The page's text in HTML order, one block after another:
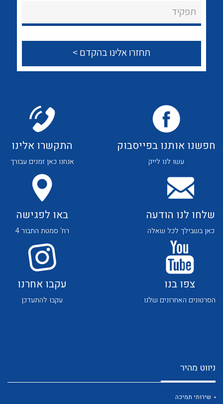
צור קשר
לכל מוצרי היצרן לכל מוצרי היצרן
תפקיד
חפשנו אותנו בפייסבוק
עשו לנו לייק
התקשרו אלינו
אנחנו כאן זמנים עבורך
שלחו לנו הודעה
כאן בשבילך לכל שאלה
באו לפגישה
רח' סמטת התבור 4
צפו בנו
הסרטונים האחרונים שלנו
עקבו אחרנו
עקבו להתעדכן
ניווט מהיר
שירותי תמיכה